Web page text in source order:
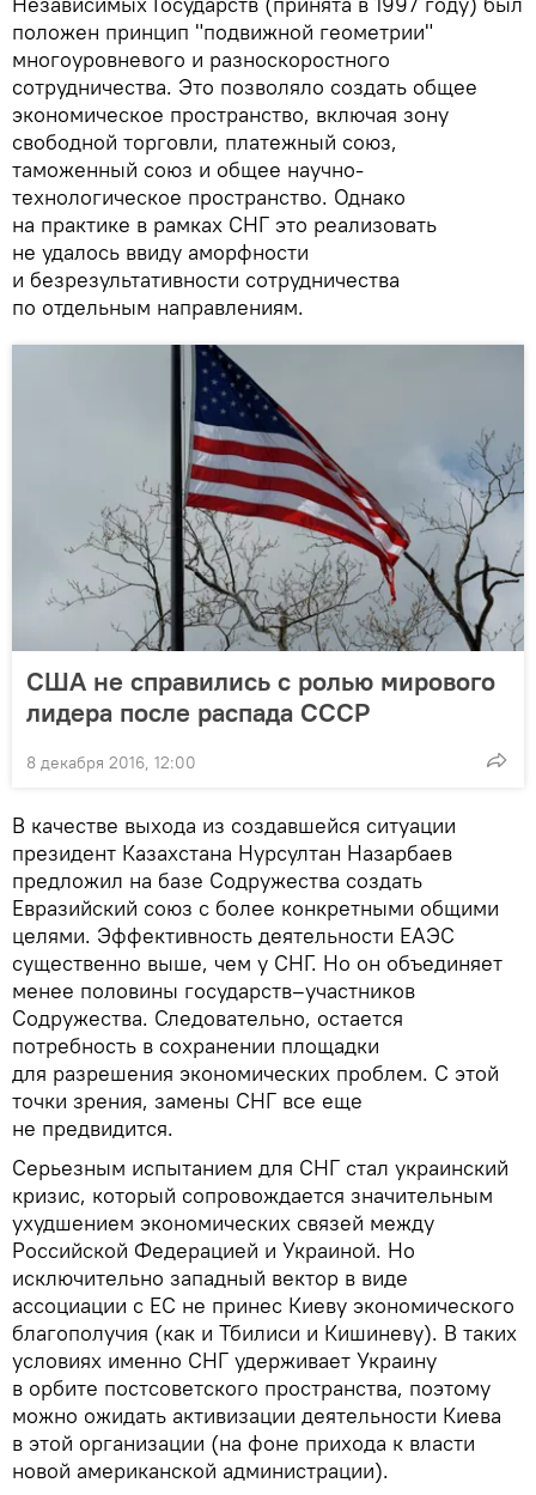
положен принцип "подвижной геометрии"
многоуровневого и разноскоростного
сотрудничества. Это позволяло создать общее
экономическое пространство, включая зону
свободной торговли, платежный союз,
таможенный союз и общее научно-
технологическое пространство. Однако
на практике в рамках СНГ это реализовать
не удалось ввиду аморфности
и безрезультативности сотрудничества
по отдельным направлениям.
США не справились с ролью мирового
лидера после распада СССР
8 декабря 2016, 12:00
В качестве выхода из создавшейся ситуации
президент Казахстана Нурсултан Назарбаев
предложил на базе Содружества создать
Евразийский союз с более конкретными общими
целями. Эффективность деятельности ЕАЭС
существенно выше, чем у СНГ. Но он объединяет
менее половины государств–участников
Содружества. Следовательно, остается
потребность в сохранении площадки
для разрешения экономических проблем. С этой
точки зрения, замены СНГ все еще
не предвидится.
Серьезным испытанием для СНГ стал украинский
кризис, который сопровождается значительным
ухудшением экономических связей между
Российской Федерацией и Украиной. Но
исключительно западный вектор в виде
ассоциации с ЕС не принес Киеву экономического
благополучия (как и Тбилиси и Кишиневу). В таких
условиях именно СНГ удерживает Украину
в орбите постсоветского пространства, поэтому
можно ожидать активизации деятельности Киева
в этой организации (на фоне прихода к власти
новой американской администрации).